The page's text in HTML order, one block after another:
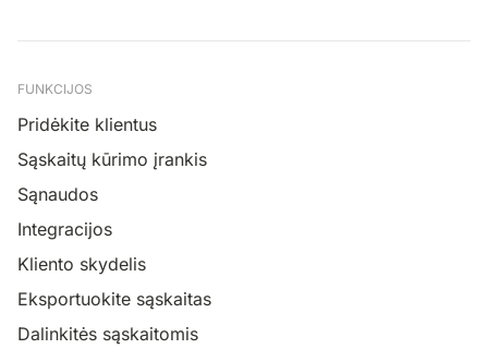
FUNKCIJOS
Pridėkite klientus
Sąskaitų kūrimo įrankis
Sąnaudos
Integracijos
Kliento skydelis
Eksportuokite sąskaitas
Dalinkitės sąskaitomis